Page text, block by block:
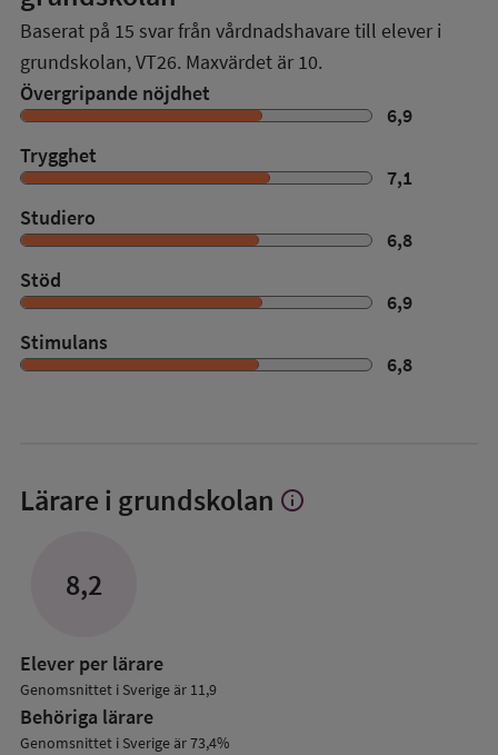
Baserat på 15 svar från vårdnadshavare till elever i
grundskolan,VT26. Maxvärdet är 10.
Övergripande nöjdhet
6,9
Trygghet
7,1
Studiero
6,8
Stöd
6,9
Stimulans
6,8
Lärare i grundskolan Visa
info
8,2
Elever per lärare
Genomsnittet i Sverige är 11,9
Behöriga lärare
Genomsnittet i Sverige är 73,4%